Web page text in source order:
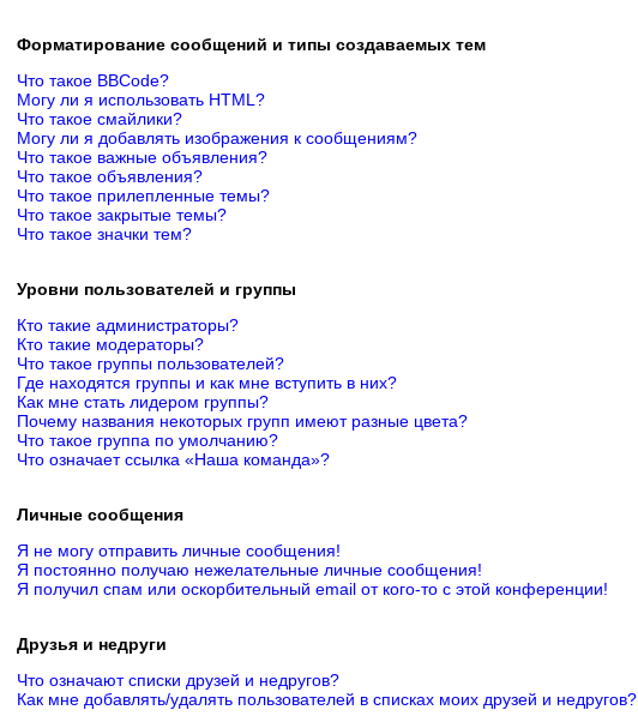
Форматирование сообщений и типы создаваемых тем
Что такое BBCode?
Могу ли я использовать HTML?
Что такое смайлики?
Могу ли я добавлять изображения к сообщениям?
Что такое важные объявления?
Что такое объявления?
Что такое прилепленные темы?
Что такое закрытые темы?
Что такое значки тем?
Уровни пользователей и группы
Кто такие администраторы?
Кто такие модераторы?
Что такое группы пользователей?
Где находятся группы и как мне вступить в них?
Как мне стать лидером группы?
Почему названия некоторых групп имеют разные цвета?
Что такое группа по умолчанию?
Что означает ссылка «Наша команда»?
Личные сообщения
Я не могу отправить личные сообщения!
Я постоянно получаю нежелательные личные сообщения!
Я получил спам или оскорбительный email от кого-то с этой конференции!
Друзья и недруги
Что означают списки друзей и недругов?
Как мне добавлять/удалять пользователей в списках моих друзей и недругов?